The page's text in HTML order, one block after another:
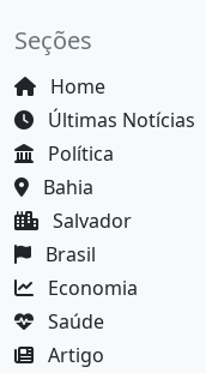
Seções
Home
Últimas Notícias
Política
Bahia
Salvador
Brasil
Economia
Saúde
Artigo